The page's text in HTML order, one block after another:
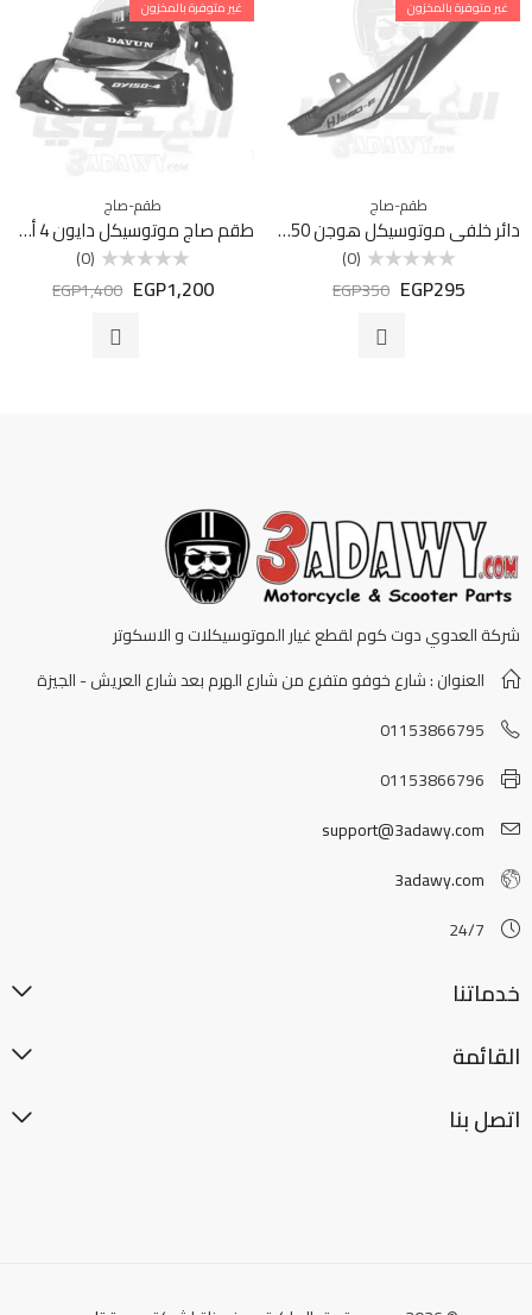
غير متوفرة بالمخزون
طقم-صاج
دائر خلفي موتوسيكل هوجن F250 شمال
التقييم
(0)
EGP295
EGP350
غير متوفرة بالمخزون
طقم-صاج
طقم صاج موتوسيكل دايون 4 أسود
التقييم
(0)
EGP1,200
EGP1,400
شركة العدوي دوت كوم لقطع غيار الموتوسيكلات و الاسكوتر
العنوان : شارع خوفو متفرع من شارع الهرم بعد شارع العريش - الجيزة
01153866795
01153866796
support@3adawy.com
3adawy.com
24/7
خدماتنا
القائمة
اتصل بنا